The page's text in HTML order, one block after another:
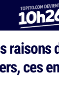
raisons
ces